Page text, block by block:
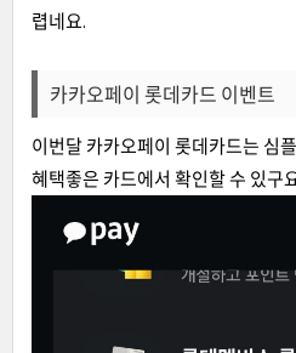
렵네요.
카카오페이 롯데카드 이벤트
이번달 카카오페이 롯데카드는 심
혜택좋은 카드에서 확인할 수 있구